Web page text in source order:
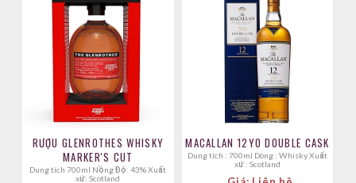
RƯỢU GLENROTHES WHISKY
MARKER'S CUT
Dung tích 700ml Nồng Độ: 43% Xuất
xứ: Scotland
MACALLAN 12YO DOUBLE CASK
Dung tích : 700ml Dòng : Whisky Xuất
xứ : Scotland